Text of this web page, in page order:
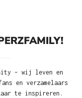
– wij leven en
en verzamelaars
te inspireren.